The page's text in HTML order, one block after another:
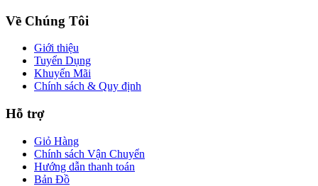
Về Chúng Tôi
Giới thiệu
Tuyển Dụng
Khuyến Mãi
Chính sách & Quy định
Hỗ trợ
Giỏ Hàng
Chính sách Vận Chuyển
Hướng dẫn thanh toán
Bản Đồ